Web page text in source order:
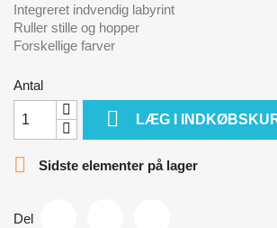
Integreret indvendig labyrint
Ruller stille og hopper
Forskellige farver
Antal
 LÆG I
 Sidste elementer på lager
Del